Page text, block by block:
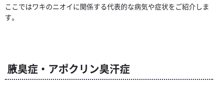
ここではワキのニオイに関係する代表的な病気や症状をご紹介しま
す。
腋臭症・アポクリン臭汗症